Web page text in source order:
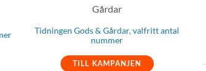
Tidningen Gods & Gårdar, valfritt antal
nummer
TILL KAMPANJEN